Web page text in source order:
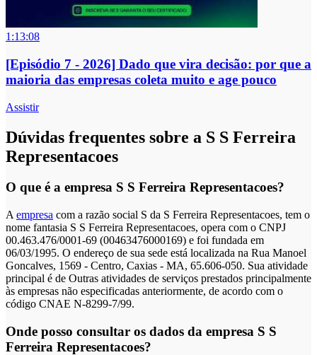
1:13:08
[Episódio 7 - 2026] Dado que vira decisão: por que a
maioria das empresas coleta muito e age pouco
Assistir
Dúvidas frequentes sobre a S S Ferreira
Representacoes
O que é a empresa S S Ferreira Representacoes?
A empresa com a razão social S da S Ferreira Representacoes, tem o
nome fantasia S S Ferreira Representacoes, opera com o CNPJ
00.463.476/0001-69 (00463476000169) e foi fundada em
06/03/1995. O endereço de sua sede está localizada na Rua Manoel
Goncalves, 1569 - Centro, Caxias - MA, 65.606-050. Sua atividade
principal é de Outras atividades de serviços prestados principalmente
às empresas não especificadas anteriormente, de acordo com o
código CNAE N-8299-7/99.
Onde posso consultar os dados da empresa S S
Ferreira Representacoes?